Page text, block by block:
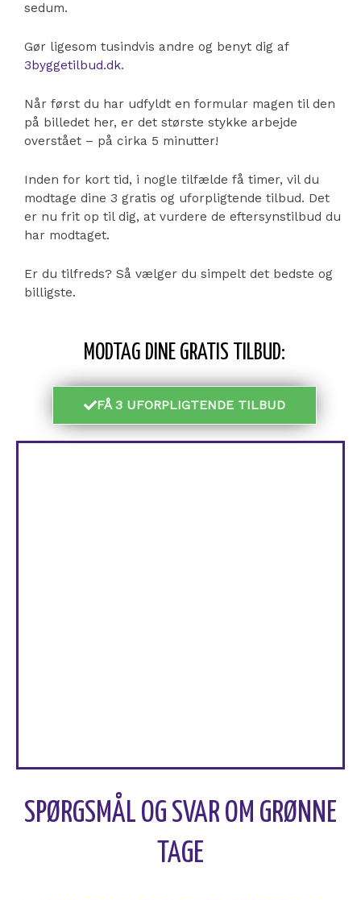
sedum.
Gør ligesom tusindvis andre og benyt dig af
3byggetilbud.dk.
Når først du har udfyldt en formular magen til den
på billedet her, er det største stykke arbejde
overstået – på cirka 5 minutter!
Inden for kort tid, i nogle tilfælde få timer, vil du
modtage dine 3 gratis og uforpligtende tilbud. Det
er nu frit op til dig, at vurdere de eftersynstilbud du
har modtaget.
Er du tilfreds? Så vælger du simpelt det bedste og
billigste.
MODTAG DINE GRATIS TILBUD:
FÅ 3 UFORPLIGTENDE TILBUD
SPØRGSMÅL OG SVAR OM GRØNNE
TAGE